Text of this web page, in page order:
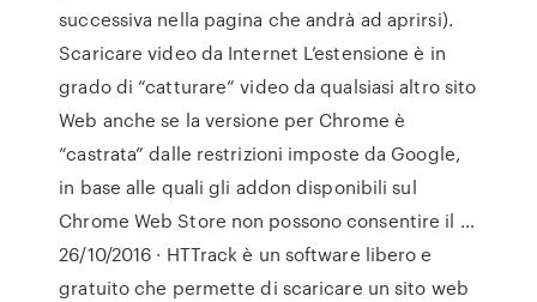
successiva nella pagina che andrà ad aprirsi).
Scaricare video da Internet L’estensione è in
grado di “catturare” video da qualsiasi altro sito
Web anche se la versione per Chrome è
“castrata” dalle restrizioni imposte da Google,
in base alle quali gli addon disponibili sul
Chrome Web Store non possono consentire il …
26/10/2016 · HTTrack è un software libero e
gratuito che permette di scaricare un sito web